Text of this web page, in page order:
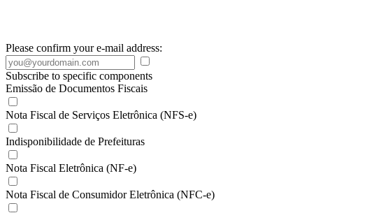
Please confirm your e-mail address:
Subscribe to specific components
Emissão de Documentos Fiscais
Nota Fiscal de Serviços Eletrônica (NFS-e)
Indisponibilidade de Prefeituras
Nota Fiscal Eletrônica (NF-e)
Nota Fiscal de Consumidor Eletrônica (NFC-e)